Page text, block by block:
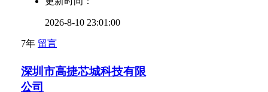
2026-8-10 23:01:00
7年 留言
深圳市高捷芯城科技有限
公司